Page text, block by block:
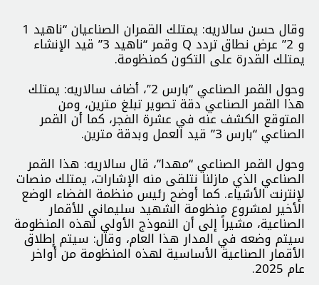
وقال حسن سالاريه: یمتلك القمران الصناعيان “ناهيد 1
و 2” عرض نطاق تردد Q وقمر “ناهيد 3” قيد الإنشاء
يمتلك القدرة على التكون كمنظومة.
وحول القمر الصناعي “بارس 2″، أضاف سالاريه: يمتلك
هذا القمر الصناعي دقة تصوير تبلغ مترين، ومن
المتوقع الكشف عنه في عشرة الفجر، كما أن القمر
الصناعي “بارس 3” قيد العمل وبدقة مترين.
وحول القمر الصناعي “مهدا”، قال سالاريه: هذا القمر
الصناعي الذي مازلنا نتلقى منه الإشارات، يمتلك منصات
لإنترنت الأشياء. كما أوضح رئيس منظمة الفضاء الوضع
الأخير لمشروع منظومة الشهيد سليماني للأقمار
الصناعية، مشيراً إلى أن النموذج الأولي لهذه المنظومة
سيتم وضعه في المدار هذا العام، وقال: سيتم إطلاق
الأقمار الصناعية الأساسية لهذه المنظومة من أواخر
عام 2025.